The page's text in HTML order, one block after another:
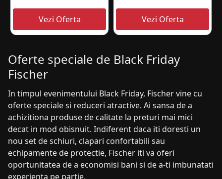
Oferte speciale de Black Friday
Fischer
In timpul evenimentului Black Friday, Fischer vine cu
oferte speciale si reduceri atractive. Ai sansa de a
achizitiona produse de calitate la preturi mai mici
decat in mod obisnuit. Indiferent daca iti doresti un
nou set de schiuri, clapari confortabili sau
echipamente de protectie, Fischer iti va oferi
oportunitatea de a economisi bani si de a-ti imbunatati
experienta pe partie.